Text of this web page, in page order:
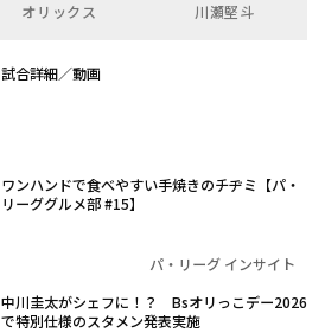
オリックス 川瀬堅斗
試合詳細／動画
ワンハンドで食べやすい手焼きのチヂミ【パ・
リーググルメ部 #15】
パ・リーグ インサイト
中川圭太がシェフに！？ Bsオリっこデー2026
で特別仕様のスタメン発表実施